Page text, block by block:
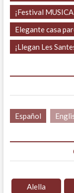
¡Festival
Elegante casa
¡Llegan Les
Español
Alella